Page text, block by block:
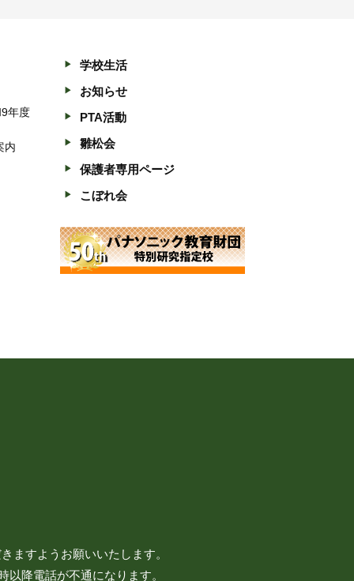
年度
内
学校生活
お知らせ
PTA活動
雛松会
保護者専用ページ
こぼれ会
ますようお願いいたします。
降電話が不通になります。